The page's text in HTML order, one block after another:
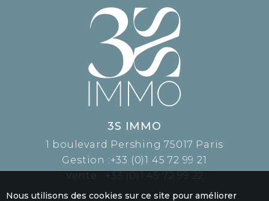
3S IMMO
1 boulevard Pershing 75017 Paris
Gestion :+33 (0)1 45 72 99 21
Vente :+33 (0)1 45 72 99 22
Nous utilisons des cookies sur ce site pour améliorer